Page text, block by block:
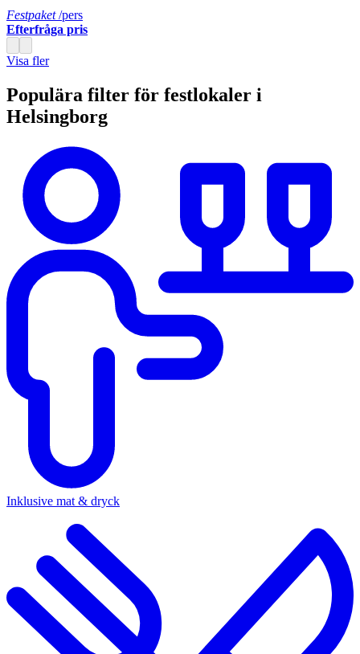
Festpaket/pers
Efterfråga pris
Visa fler
Populära filter för festlokaler i
Helsingborg
Inklusive mat & dryck